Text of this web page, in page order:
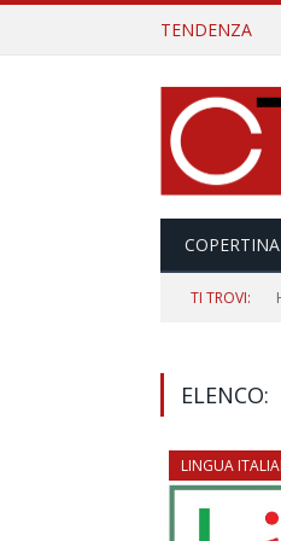
TENDENZA
COPERTINA
TI TROVI:
ELENCO:
LINGUA